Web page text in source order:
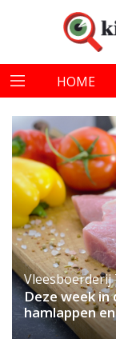
HOME
Vleesboerderij
Deze week in
hamlappen